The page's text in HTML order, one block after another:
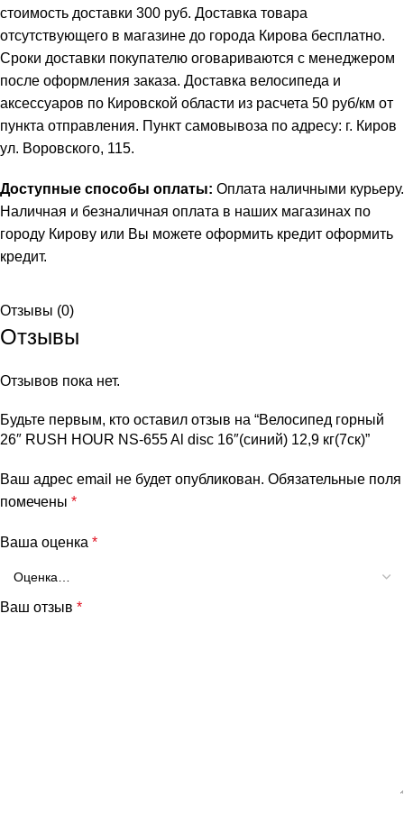
стоимость доставки 300 руб. Доставка товара
отсутствующего в магазине до города Кирова бесплатно.
Сроки доставки покупателю оговариваются с менеджером
после оформления заказа. Доставка велосипеда и
аксессуаров по Кировской области из расчета 50 руб/км от
пункта отправления. Пункт самовывоза по адресу: г. Киров
ул. Воровского, 115.
Доступные способы оплаты: Оплата наличными курьеру.
Наличная и безналичная оплата в наших магазинах по
городу Кирову или Вы можете оформить кредит оформить
кредит.
Отзывы (0)
Отзывы
Отзывов пока нет.
Будьте первым, кто оставил отзыв на “Велосипед горный
26″ RUSH HOUR NS-655 Al disc 16″(синий) 12,9 кг(7ск)”
Ваш адрес email не будет опубликован. Обязательные поля
помечены *
Ваша оценка *
Ваш отзыв *